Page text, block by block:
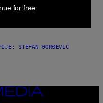
bolesti „Dr
glavnom sestrom
STEFAN ĐORĐEVIĆ
for free